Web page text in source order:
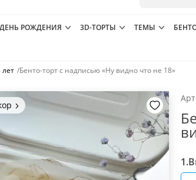
РОЖДЕНИЯ 3D-ТОРТЫ ТЕМЫ
лет /Бенто-торт с надписью «Ну видно что не 18»
1.